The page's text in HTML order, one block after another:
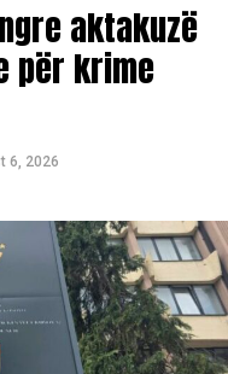
aktakuzë
për krime
6, 2026